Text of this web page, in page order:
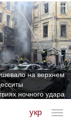
на верхнем
ночного удара
укр